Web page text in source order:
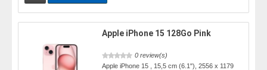
Apple iPhone 15 128Go Pink
0 review(s)
Apple iPhone 15 , 15,5 cm (6.1"), 2556 x 1179